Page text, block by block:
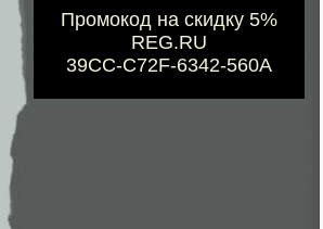
Промокод на скидку 5%
REG.RU
39CC-C72F-6342-560A